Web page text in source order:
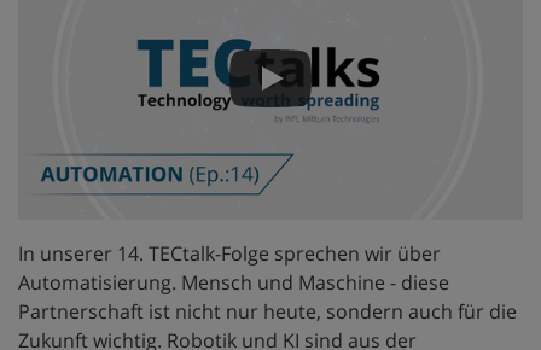
In unserer 14. TECtalk-Folge sprechen wir über
Automatisierung. Mensch und Maschine - diese
Partnerschaft ist nicht nur heute, sondern auch für die
Zukunft wichtig. Robotik und KI sind aus der